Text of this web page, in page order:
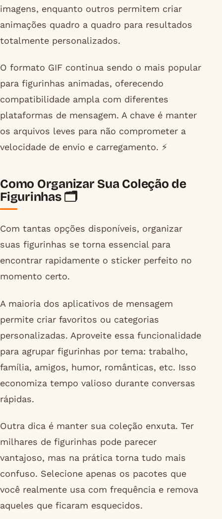
imagens, enquanto outros permitem criar
animações quadro a quadro para resultados
totalmente personalizados.
O formato GIF continua sendo o mais popular
para figurinhas animadas, oferecendo
compatibilidade ampla com diferentes
plataformas de mensagem. A chave é manter
os arquivos leves para não comprometer a
velocidade de envio e carregamento. ⚡
Como Organizar Sua Coleção de
Figurinhas 🗂️
Com tantas opções disponíveis, organizar
suas figurinhas se torna essencial para
encontrar rapidamente o sticker perfeito no
momento certo.
A maioria dos aplicativos de mensagem
permite criar favoritos ou categorias
personalizadas. Aproveite essa funcionalidade
para agrupar figurinhas por tema: trabalho,
família, amigos, humor, românticas, etc. Isso
economiza tempo valioso durante conversas
rápidas.
Outra dica é manter sua coleção enxuta. Ter
milhares de figurinhas pode parecer
vantajoso, mas na prática torna tudo mais
confuso. Selecione apenas os pacotes que
você realmente usa com frequência e remova
aqueles que ficaram esquecidos.